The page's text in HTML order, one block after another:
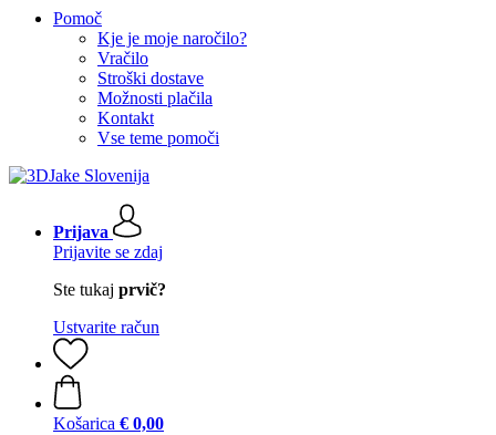
Pomoč
Kje je moje naročilo?
Vračilo
Stroški dostave
Možnosti plačila
Kontakt
Vse teme pomoči
Prijava
Prijavite se zdaj
Ste tukaj prvič?
Ustvarite račun
Košarica € 0,00